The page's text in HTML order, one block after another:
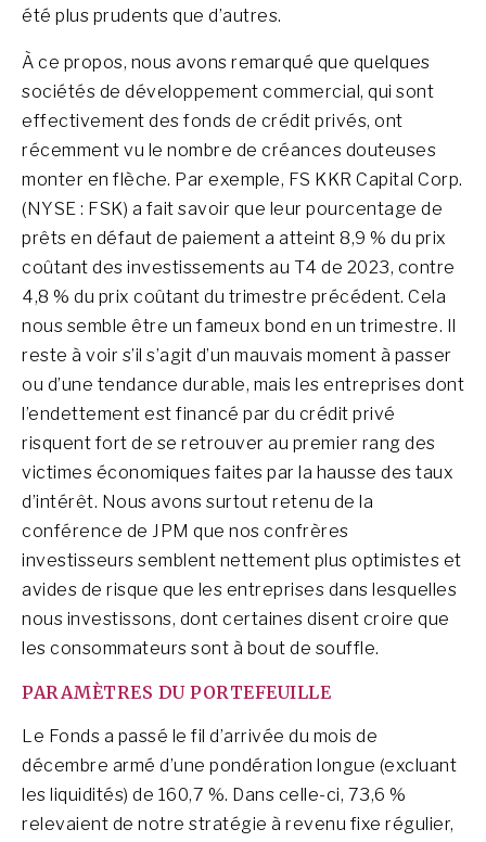
été plus prudents que d’autres.
À ce propos, nous avons remarqué que quelques
sociétés de développement commercial, qui sont
effectivement des fonds de crédit privés, ont
récemment vu le nombre de créances douteuses
monter en flèche. Par exemple, FS KKR Capital Corp.
(NYSE : FSK) a fait savoir que leur pourcentage de
prêts en défaut de paiement a atteint 8,9 % du prix
coûtant des investissements au T4 de 2023, contre
4,8 % du prix coûtant du trimestre précédent. Cela
nous semble être un fameux bond en un trimestre. Il
reste à voir s’il s’agit d’un mauvais moment à passer
ou d’une tendance durable, mais les entreprises dont
l’endettement est financé par du crédit privé
risquent fort de se retrouver au premier rang des
victimes économiques faites par la hausse des taux
d’intérêt. Nous avons surtout retenu de la
conférence de JPM que nos confrères
investisseurs semblent nettement plus optimistes et
avides de risque que les entreprises dans lesquelles
nous investissons, dont certaines disent croire que
les consommateurs sont à bout de souffle.
PARAMÈTRES DU PORTEFEUILLE
Le Fonds a passé le fil d’arrivée du mois de
décembre armé d’une pondération longue (excluant
les liquidités) de 160,7 %. Dans celle-ci, 73,6 %
relevaient de notre stratégie à revenu fixe régulier,